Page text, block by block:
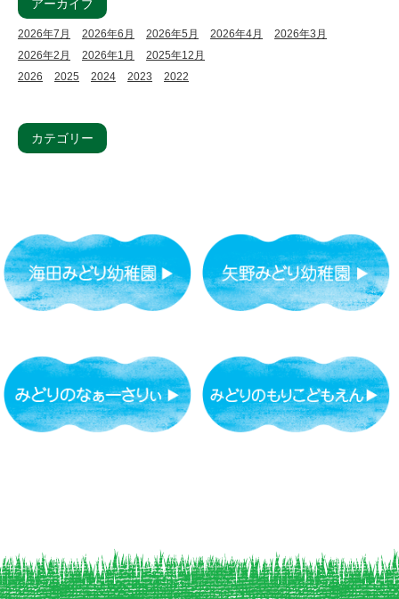
アーカイブ
2026年7月 2026年6月 2026年5月 2026年4月
2026年3月
2026年2月
2026年1月
2025年12月
2026
2025 2024 2023 2022
カテゴリー